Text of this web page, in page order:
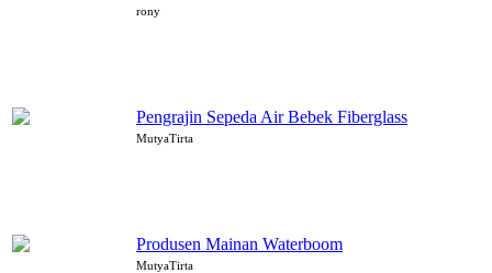
rony
Pengrajin Sepeda Air Bebek Fiberglass
MutyaTirta
Produsen Mainan Waterboom
MutyaTirta